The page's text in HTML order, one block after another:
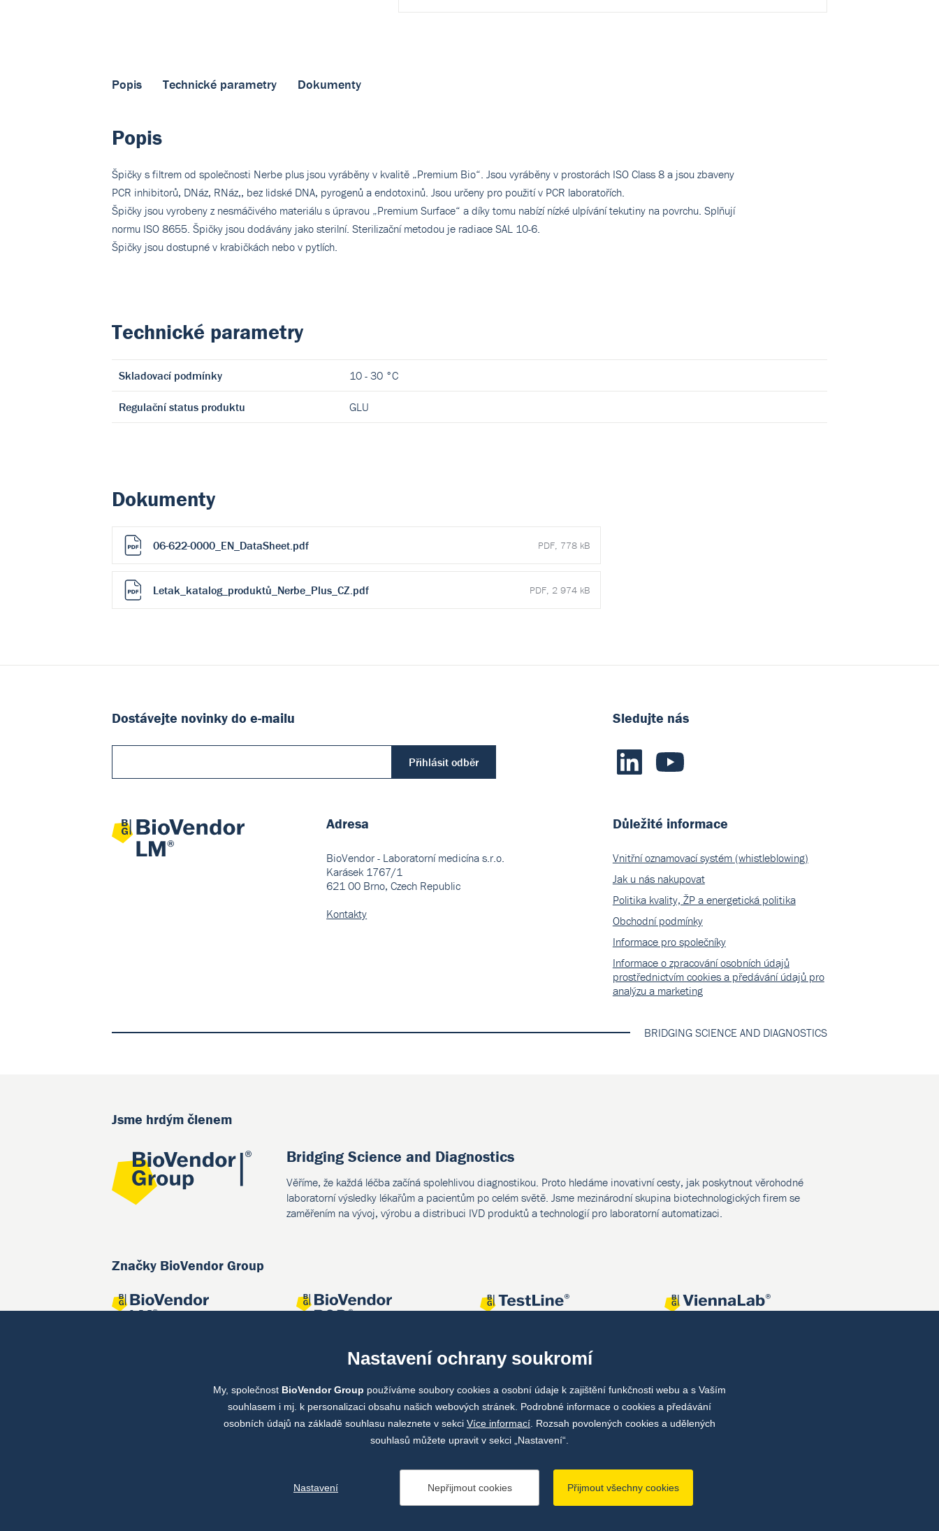
Popis Technické parametry Dokumenty
Popis
Špičky s filtrem od společnosti Nerbe plus jsou vyráběny v kvalitě „Premium Bio“. Jsou vyráběny v prostorách ISO Class 8 a jsou zbaveny
PCR inhibitorů, DNáz, RNáz,, bez lidské DNA, pyrogenů a endotoxinů. Jsou určeny pro použití v PCR laboratořích.
Špičky jsou vyrobeny z nesmáčivého materiálu s úpravou „Premium Surface“ a díky tomu nabízí nízké ulpívání tekutiny na povrchu. Splňují
normu ISO 8655. Špičky jsou dodávány jako sterilní. Sterilizační metodou je radiace SAL 10-6.
Špičky jsou dostupné v krabičkách nebo v pytlích.
Technické parametry
Skladovací podmínky 10 - 30 °C
Regulační status produktu GLU
Dokumenty
06-622-0000_EN_DataSheet.pdf PDF, 778 kB
Letak_katalog_produktů_Nerbe_Plus_CZ.pdf PDF, 2 974 kB
Dostávejte novinky do e-mailu
Přihlásit odběr
Adresa
BioVendor - Laboratorní medicína s.r.o.
Karásek 1767/1
621 00 Brno, Czech Republic
Kontakty
Sledujte nás
Důležité informace
Vnitřní oznamovací systém (whistleblowing)
Jak u nás nakupovat
Politika kvality, ŽP a energetická politika
Obchodní podmínky
Informace pro společníky
Informace o zpracování osobních údajů
prostřednictvím cookies a předávání údajů pro
analýzu a marketing
BRIDGING SCIENCE AND DIAGNOSTICS
Jsme hrdým členem
Bridging Science and Diagnostics
Věříme, že každá léčba začíná spolehlivou diagnostikou. Proto hledáme inovativní cesty, jak poskytnout věrohodné
laboratorní výsledky lékařům a pacientům po celém světě. Jsme mezinárodní skupina biotechnologických firem se
zaměřením na vývoj, výrobu a distribuci IVD produktů a technologií pro laboratorní automatizaci.
Značky BioVendor Group
Společné projekty
Nastavení ochrany soukromí
My, společnost BioVendor Group používáme soubory cookies a osobní údaje k zajištění funkčnosti webu a s Vaším
souhlasem i mj. k personalizaci obsahu našich webových stránek. Podrobné informace o cookies a předávání
osobních údajů na základě souhlasu naleznete v sekci Více informací . Rozsah povolených cookies a udělených
souhlasů můžete upravit v sekci „Nastavení“.
Přijmout všechny cookies
Nepřijmout cookies
Nastavení